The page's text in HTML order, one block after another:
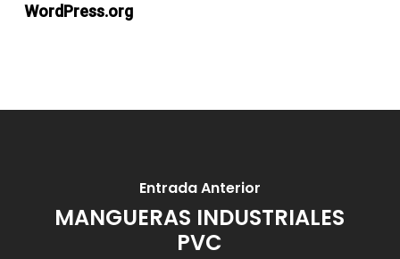
WordPress.org
Entrada Anterior
MANGUERAS INDUSTRIALES
PVC